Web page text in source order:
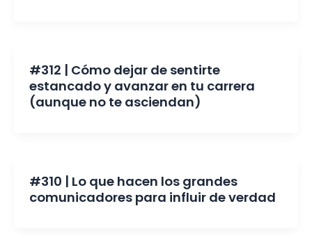
#312 | Cómo dejar de sentirte
estancado y avanzar en tu carrera
(aunque no te asciendan)
#310 | Lo que hacen los grandes
comunicadores para influir de verdad